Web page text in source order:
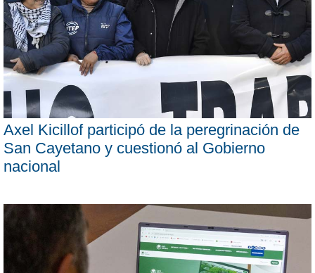
Axel Kicillof participó de la peregrinación de
San Cayetano y cuestionó al Gobierno
nacional